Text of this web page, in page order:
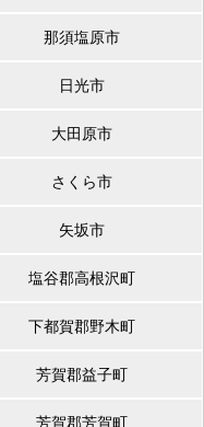
那須塩原市
日光市
大田原市
さくら市
矢坂市
塩谷郡高根沢町
下都賀郡野木町
芳賀郡益子町
芳賀郡芳賀町